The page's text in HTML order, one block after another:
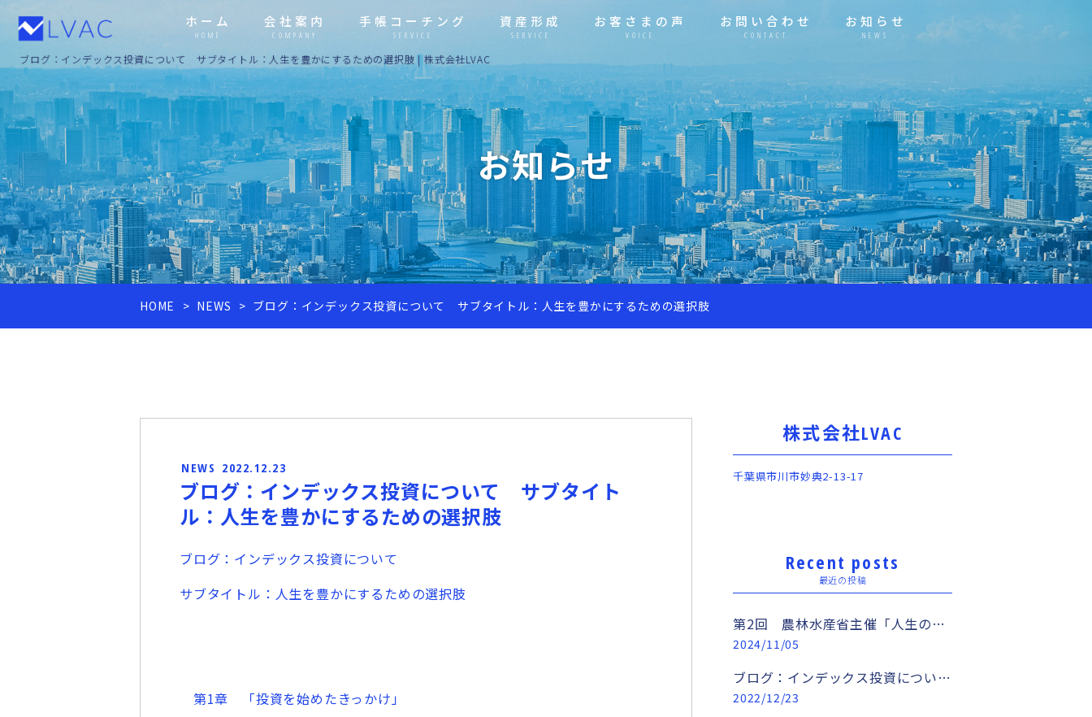
ホーム
HOME
会社案内
COMPANY
手帳コーチング
SERVICE
資産形成
SERVICE
お客さまの声
VOICE
お問い合わせ
CONTACT
お知らせ
NEWS
ブログ：インデックス投資について サブタイトル：人生を豊かにするための選択肢 | 株式会社LVAC
お知らせ
HOME NEWS ブログ：インデックス投資について サブタイトル：人生を豊かにするための選択肢
NEWS 2022.12.23
ブログ：インデックス投資について サブタイト
ル：人生を豊かにするための選択肢
ブログ：インデックス投資について
サブタイトル：人生を豊かにするための選択肢
第1章 「投資を始めたきっかけ」
株式会社LVAC
千葉県市川市妙典2-13-17
Recent posts
最近の投稿
第2回 農林水産省主催「人生の幸福度を上げるマネーセミナー」開催！！
2024/11/05
ブログ：インデックス投資について サブタイトル：人生を豊かにするための選択肢
2022/12/23